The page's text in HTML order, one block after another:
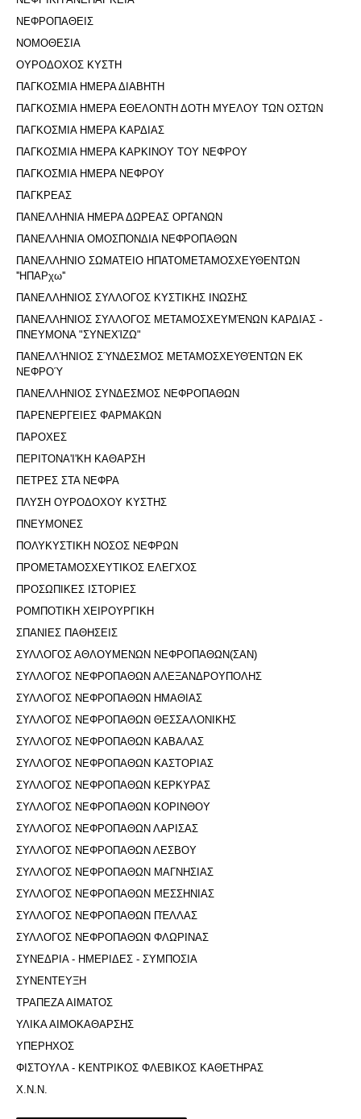
ΝΕΦΡΟΠΑΘΕΙΣ
ΝΟΜΟΘΕΣΙΑ
ΟΥΡΟΔΟΧΟΣ ΚΥΣΤΗ
ΠΑΓΚΟΣΜΙΑ ΗΜΕΡΑ ΔΙΑΒΗΤΗ
ΠΑΓΚΟΣΜΙΑ ΗΜΕΡΑ ΕΘΕΛΟΝΤΗ ΔΟΤΗ ΜΥΕΛΟΥ ΤΩΝ ΟΣΤΩΝ
ΠΑΓΚΟΣΜΙΑ ΗΜΕΡΑ ΚΑΡΔΙΑΣ
ΠΑΓΚΟΣΜΙΑ ΗΜΕΡΑ ΚΑΡΚΙΝΟΥ ΤΟΥ ΝΕΦΡΟΥ
ΠΑΓΚΟΣΜΙΑ ΗΜΕΡΑ ΝΕΦΡΟΥ
ΠΑΓΚΡΕΑΣ
ΠΑΝΕΛΛΗΝΙΑ ΗΜΕΡΑ ΔΩΡΕΑΣ ΟΡΓΑΝΩΝ
ΠΑΝΕΛΛΗΝΙΑ ΟΜΟΣΠΟΝΔΙΑ ΝΕΦΡΟΠΑΘΩΝ
ΠΑΝΕΛΛΗΝΙΟ ΣΩΜΑΤΕΙΟ ΗΠΑΤΟΜΕΤΑΜΟΣΧΕΥΘΕΝΤΩΝ
''ΗΠΑΡχω''
ΠΑΝΕΛΛΗΝΙΟΣ ΣΥΛΛΟΓΟΣ ΚΥΣΤΙΚΗΣ ΙΝΩΣΗΣ
ΠΑΝΕΛΛΗΝΙΟΣ ΣΥΛΛΟΓΟΣ ΜΕΤΑΜΟΣΧΕΥΜΈΝΩΝ ΚΑΡΔΙΑΣ -
ΠΝΕΥΜΟΝΑ "ΣΥΝΕΧΊΖΩ"
ΠΑΝΕΛΛΉΝΙΟΣ ΣΎΝΔΕΣΜΟΣ ΜΕΤΑΜΟΣΧΕΥΘΈΝΤΩΝ ΕΚ
ΝΕΦΡΟΎ
ΠΑΝΕΛΛΗΝΙΟΣ ΣΥΝΔΕΣΜΟΣ ΝΕΦΡΟΠΑΘΩΝ
ΠΑΡΕΝΕΡΓΕΙΕΣ ΦΑΡΜΑΚΩΝ
ΠΑΡΟΧΕΣ
ΠΕΡΙΤΟΝΑ'I'ΚΗ ΚΑΘΑΡΣΗ
ΠΕΤΡΕΣ ΣΤΑ ΝΕΦΡΑ
ΠΛΥΣΗ ΟΥΡΟΔΟΧΟΥ ΚΥΣΤΗΣ
ΠΝΕΥΜΟΝΕΣ
ΠΟΛΥΚΥΣΤΙΚΗ ΝΟΣΟΣ ΝΕΦΡΩΝ
ΠΡΟΜΕΤΑΜΟΣΧΕΥΤΙΚΟΣ ΕΛΕΓΧΟΣ
ΠΡΟΣΩΠΙΚΕΣ ΙΣΤΟΡΙΕΣ
ΡΟΜΠΟΤΙΚΗ ΧΕΙΡΟΥΡΓΙΚΗ
ΣΠΑΝΙΕΣ ΠΑΘΗΣΕΙΣ
ΣΥΛΛΟΓΟΣ ΑΘΛΟΥΜΕΝΩΝ ΝΕΦΡΟΠΑΘΩΝ(ΣΑΝ)
ΣΥΛΛΟΓΟΣ ΝΕΦΡΟΠΑΘΩΝ ΑΛΕΞΑΝΔΡΟΥΠΟΛΗΣ
ΣΥΛΛΟΓΟΣ ΝΕΦΡΟΠΑΘΩΝ ΗΜΑΘΙΑΣ
ΣΥΛΛΟΓΟΣ ΝΕΦΡΟΠΑΘΩΝ ΘΕΣΣΑΛΟΝΙΚΗΣ
ΣΥΛΛΟΓΟΣ ΝΕΦΡΟΠΑΘΩΝ ΚΑΒΑΛΑΣ
ΣΥΛΛΟΓΟΣ ΝΕΦΡΟΠΑΘΩΝ ΚΑΣΤΟΡΙΑΣ
ΣΥΛΛΟΓΟΣ ΝΕΦΡΟΠΑΘΩΝ ΚΕΡΚΥΡΑΣ
ΣΥΛΛΟΓΟΣ ΝΕΦΡΟΠΑΘΩΝ ΚΟΡΙΝΘΟΥ
ΣΥΛΛΟΓΟΣ ΝΕΦΡΟΠΑΘΩΝ ΛΑΡΙΣΑΣ
ΣΥΛΛΟΓΟΣ ΝΕΦΡΟΠΑΘΩΝ ΛΕΣΒΟΥ
ΣΥΛΛΟΓΟΣ ΝΕΦΡΟΠΑΘΩΝ ΜΑΓΝΗΣΙΑΣ
ΣΥΛΛΟΓΟΣ ΝΕΦΡΟΠΑΘΩΝ ΜΕΣΣΗΝΙΑΣ
ΣΥΛΛΟΓΟΣ ΝΕΦΡΟΠΑΘΩΝ ΠΈΛΛΑΣ
ΣΥΛΛΟΓΟΣ ΝΕΦΡΟΠΑΘΩΝ ΦΛΩΡΙΝΑΣ
ΣΥΝΕΔΡΙΑ - ΗΜΕΡΙΔΕΣ - ΣΥΜΠΟΣΙΑ
ΣΥΝΕΝΤΕΥΞΗ
ΤΡΑΠΕΖΑ ΑΙΜΑΤΟΣ
ΥΛΙΚΑ ΑΙΜΟΚΑΘΑΡΣΗΣ
ΥΠΕΡΗΧΟΣ
ΦΙΣΤΟΥΛΑ - ΚΕΝΤΡΙΚΟΣ ΦΛΕΒΙΚΟΣ ΚΑΘΕΤΗΡΑΣ
Χ.Ν.Ν.